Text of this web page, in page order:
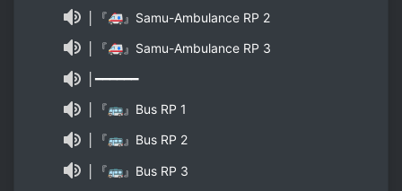
│『🚑』Samu-Ambulance RP 2
│『🚑』Samu-Ambulance RP 3
│━━━━━━
│『🚌』Bus RP 1
│『🚌』Bus RP 2
│『🚌』Bus RP 3